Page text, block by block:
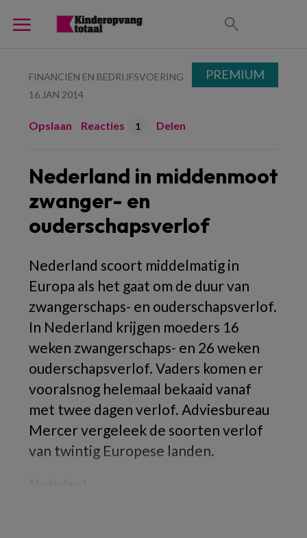
FINANCIËN EN BEDRIJFSVOERING
16 JAN 2014
Opslaan Reacties 1 Delen
Nederland in middenmoot
zwanger- en
ouderschapsverlof
Nederland scoort middelmatig in
Europa als het gaat om de duur van
zwangerschaps- en ouderschapsverlof.
In Nederland krijgen moeders 16
weken zwangerschaps- en 26 weken
ouderschapsverlof. Vaders komen er
vooralsnog helemaal bekaaid vanaf
met twee dagen verlof. Adviesbureau
Mercer vergeleek de soorten verlof
van twintig Europese landen.
PREMIUM